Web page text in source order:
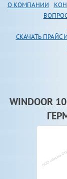
О КОМПАНИИ
В
СКАЧАТЬ
WINDOOR